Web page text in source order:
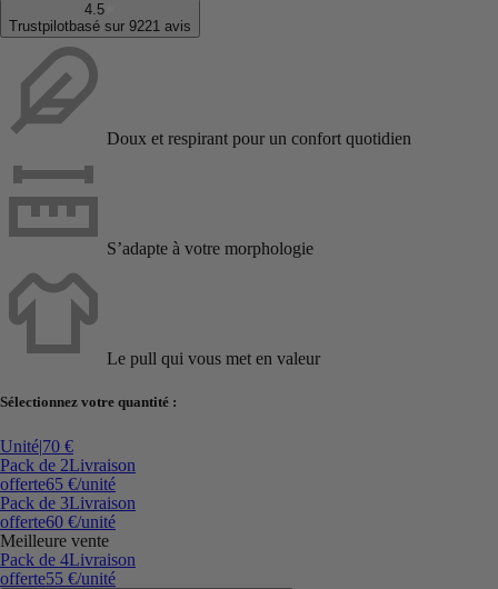
4.5
Trustpilotbasé sur 9221 avis
Doux et respirant pour un confort quotidien
S’adapte à votre morphologie
Le pull qui vous met en valeur
Sélectionnez votre quantité :
Unité|70 €
Pack de 2Livraison
offerte65 €/unité
Pack de 3Livraison
offerte60 €/unité
Meilleure vente
Pack de 4Livraison
offerte55 €/unité